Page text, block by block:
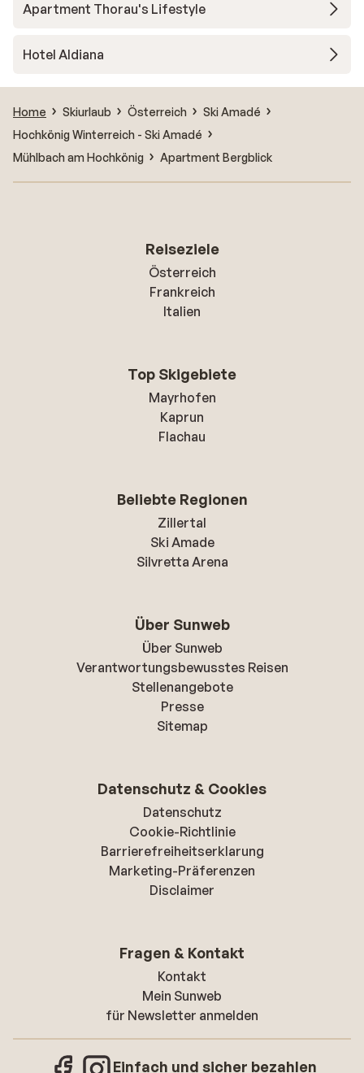
Apartment Thorau's Lifestyle
Hotel Aldiana
Home Skiurlaub Österreich
Ski Amadé
Hochkönig Winterreich - Ski Amadé
Mühlbach am Hochkönig
Apartment Bergblick
Reiseziele
Österreich
Frankreich
Italien
Top Skigebiete
Mayrhofen
Kaprun
Flachau
Beliebte Regionen
Zillertal
Ski Amade
Silvretta Arena
Über Sunweb
Über Sunweb
Verantwortungsbewusstes Reisen
Stellenangebote
Presse
Sitemap
Datenschutz & Cookies
Datenschutz
Cookie-Richtlinie
Barrierefreiheitserklarung
Marketing-Präferenzen
Disclaimer
Fragen & Kontakt
Kontakt
Mein Sunweb
für Newsletter anmelden
Einfach und sicher bezahlen